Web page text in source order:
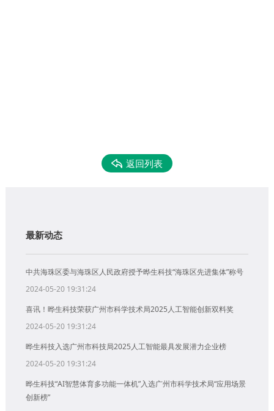
返回列表
最新动态
中共海珠区委与海珠区人民政府授予晔生科技“海珠区先进集体”称号
2024-05-20 19:31:24
喜讯！晔生科技荣获广州市科学技术局2025人工智能创新双料奖
2024-05-20 19:31:24
晔生科技入选广州市科技局2025人工智能最具发展潜力企业榜
2024-05-20 19:31:24
晔生科技“AI智慧体育多功能一体机”入选广州市科学技术局“应用场景
创新榜”